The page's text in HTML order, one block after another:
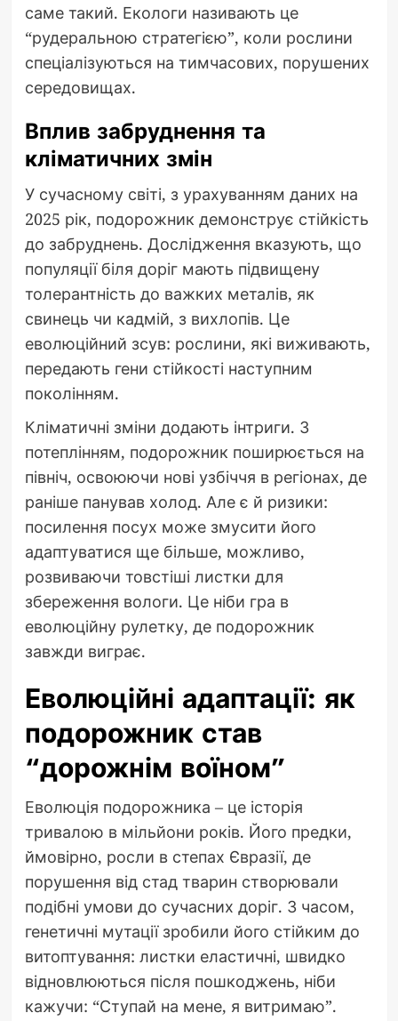
саме такий. Екологи називають це
“рудеральною стратегією”, коли рослини
спеціалізуються на тимчасових, порушених
середовищах.
Вплив забруднення та
кліматичних змін
У сучасному світі, з урахуванням даних на
2025 рік, подорожник демонструє стійкість
до забруднень. Дослідження вказують, що
популяції біля доріг мають підвищену
толерантність до важких металів, як
свинець чи кадмій, з вихлопів. Це
еволюційний зсув: рослини, які виживають,
передають гени стійкості наступним
поколінням.
Кліматичні зміни додають інтриги. З
потеплінням, подорожник поширюється на
північ, освоюючи нові узбіччя в регіонах, де
раніше панував холод. Але є й ризики:
посилення посух може змусити його
адаптуватися ще більше, можливо,
розвиваючи товстіші листки для
збереження вологи. Це ніби гра в
еволюційну рулетку, де подорожник
завжди виграє.
Еволюційні адаптації: як
подорожник став
“дорожнім воїном”
Еволюція подорожника – це історія
тривалою в мільйони років. Його предки,
ймовірно, росли в степах Євразії, де
порушення від стад тварин створювали
подібні умови до сучасних доріг. З часом,
генетичні мутації зробили його стійким до
витоптування: листки еластичні, швидко
відновлюються після пошкоджень, ніби
кажучи: “Ступай на мене, я витримаю”.